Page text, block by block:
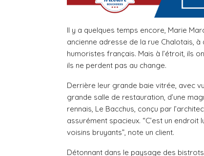
Il y a quelques temps encore, Marie
ancienne adresse de la rue Chalotais,
humoristes français. Mais à l’étroit, ils
ils ne perdent pas au change.
Derrière leur grande baie vitrée, avec
grande salle de restauration, d’une
rennais, Le Bacchus, conçu par
assurément spacieux. “C’est un
voisins bruyants”, note un client.
Détonnant dans le paysage des